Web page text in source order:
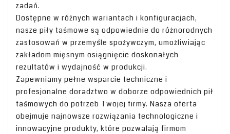
zadań.
Dostępne w różnych wariantach i konfiguracjach,
nasze piły taśmowe są odpowiednie do różnorodnych
zastosowań w przemyśle spożywczym, umożliwiając
zakładom mięsnym osiągnięcie doskonałych
rezultatów i wydajność w produkcji.
Zapewniamy pełne wsparcie techniczne i
profesjonalne doradztwo w doborze odpowiednich pił
taśmowych do potrzeb Twojej firmy. Nasza oferta
obejmuje najnowsze rozwiązania technologiczne i
innowacyjne produkty, które pozwalają firmom